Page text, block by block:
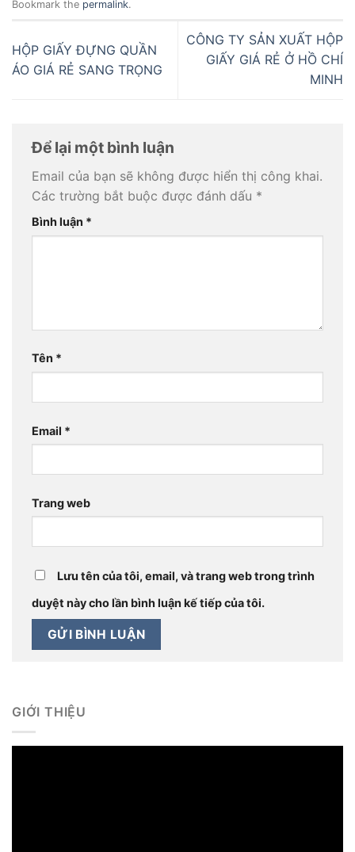
Bookmark the permalink.
HỘP GIẤY ĐỰNG QUẦN
ÁO GIÁ RẺ SANG TRỌNG
CÔNG TY SẢN XUẤT HỘP
GIẤY GIÁ RẺ Ở HỒ CHÍ
MINH
Để lại một bình luận
Email của bạn sẽ không được hiển thị công khai.
Các trường bắt buộc được đánh dấu *
Bình luận *
Tên *
Email *
Trang web
Lưu tên của tôi, email, và trang web trong trình
duyệt này cho lần bình luận kế tiếp của tôi.
GIỚI THIỆU